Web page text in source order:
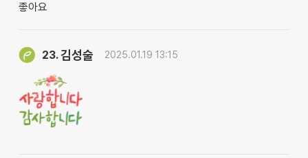
좋아요
23.김성술 2025.01.19 13:15